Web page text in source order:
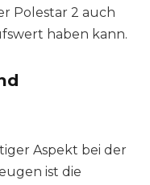
Polestar 2 auch
haben kann.
Aspekt bei der
ist die